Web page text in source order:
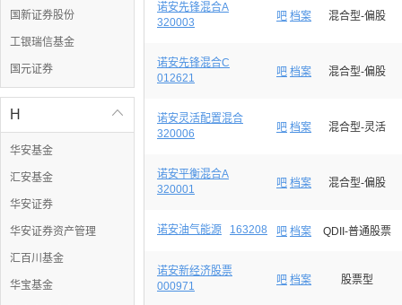
国新证券股份
工银瑞信基金
国元证券

H
华安基金
汇安基金
华安证券
华安证券资产管理
汇百川基金
华宝基金
诺安先锋混合A
320003
吧 档案 混合型-偏股
诺安先锋混合C
012621
吧 档案 混合型-偏股
诺安灵活配置混合
320006
吧 档案 混合型-灵活
诺安平衡混合A
320001
吧 档案 混合型-偏股
诺安油气能源 163208 吧 档案 QDII-普通股票
诺安新经济股票
000971
吧 档案 股票型